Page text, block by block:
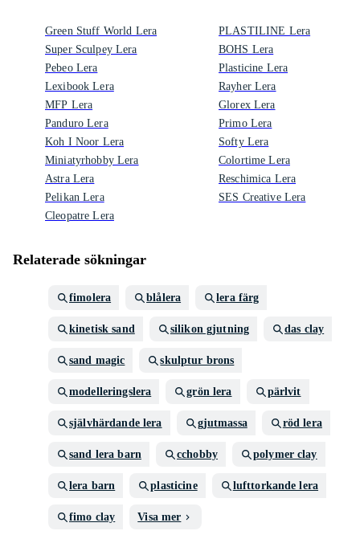
Green Stuff World Lera
Super Sculpey Lera
Pebeo Lera
Lexibook Lera
MFP Lera
Panduro Lera
Koh I Noor Lera
Miniatyrhobby Lera
Astra Lera
Pelikan Lera
Cleopatre Lera
PLASTILINE Lera
BOHS Lera
Plasticine Lera
Rayher Lera
Glorex Lera
Primo Lera
Softy Lera
Colortime Lera
Reschimica Lera
SES Creative Lera
Relaterade sökningar
fimolera blålera lera färg
kinetisk sand silikon gjutning das clay
sand magic skulptur brons
modelleringslera grön lera pärlvit
självhärdande lera gjutmassa röd lera
sand lera barn cchobby polymer clay
lera barn plasticine lufttorkande lera
fimo clay Visa mer